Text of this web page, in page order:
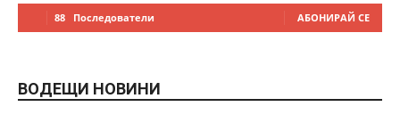
88 Последователи АБОНИРАЙ СЕ
ВОДЕЩИ НОВИНИ